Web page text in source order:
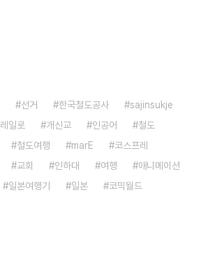
선거 한국철도공사
sajinsukje
레일로 개신교 인공어
철도
철도여행 marE
코스프레
교회 인하대 여행
애니메이션
일본여행기 일본
코믹월드